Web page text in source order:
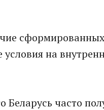
на
Беларусь часто